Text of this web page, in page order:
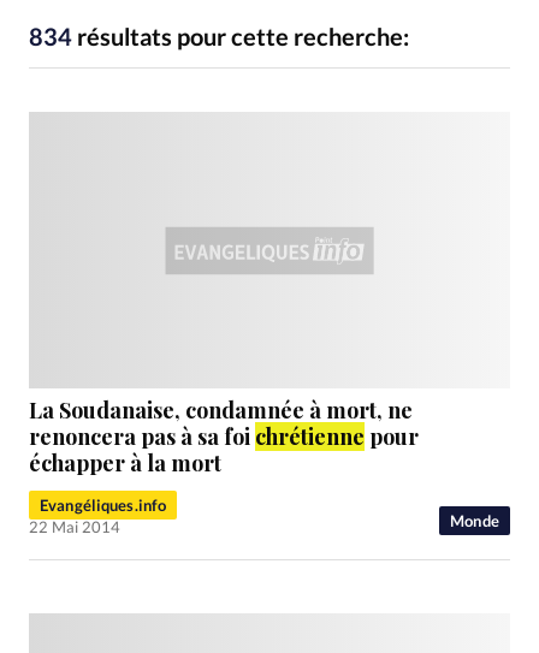
Toute l'actualité Bible Culture
Economie
Eglises
Histoire Laicité
Liberté religieuse
834 résultats pour cette recherche:
Monde
La Soudanaise, condamnée à mort, ne
renoncera pas à sa foi chrétienne pour
échapper à la mort
Evangéliques.info
22 Mai 2014